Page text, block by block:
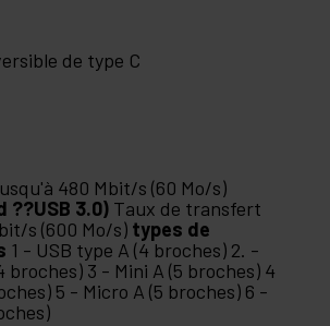
de type C
480 Mbit/s (60 Mo/s)
??USB 3.0) Taux de transfert
s (600 Mo/s) types de
1 - USB type A (4 broches) 2. -
broches) 3 - Mini A (5 broches) 4
5 - Micro A (5 broches) 6 -